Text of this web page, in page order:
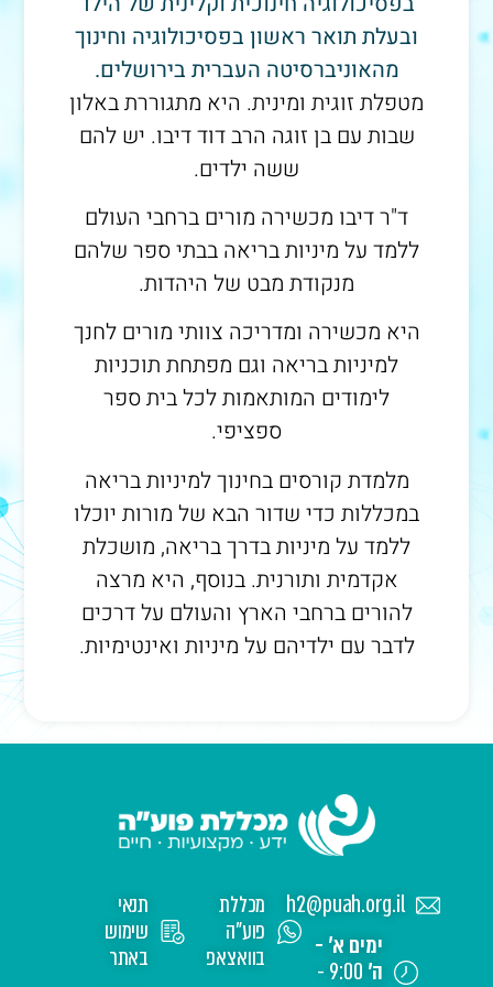
ובעלת תואר ראשון בפסיכולוגיה וחינוך
מהאוניברסיטה העברית בירושלים.
מטפלת זוגית ומינית. היא מתגוררת באלון
שבות עם בן זוגה הרב דוד דיבו. יש להם
ששה ילדים.
ד"ר דיבו מכשירה מורים ברחבי העולם
ללמד על מיניות בריאה בבתי ספר שלהם
מנקודת מבט של היהדות.
היא מכשירה ומדריכה צוותי מורים לחנך
למיניות בריאה וגם מפתחת תוכניות
לימודים המותאמות לכל בית ספר
ספציפי.
מלמדת קורסים בחינוך למיניות בריאה
במכללות כדי שדור הבא של מורות יוכלו
ללמד על מיניות בדרך בריאה, מושכלת
אקדמית ותורנית. בנוסף, היא מרצה
להורים ברחבי הארץ והעולם על דרכים
לדבר עם ילדיהם על מיניות ואינטימיות.
h2@puah.org.il
ימים א' -
ה'
9:00 -
מכללת
פוע"ה
בוואצאפ
תנאי
שימוש
באתר